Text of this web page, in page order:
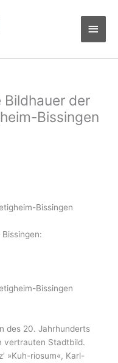
Bildhauer der
Bissingen
Bissingen
Bissingen
des 20. Jahrhunderts
vertrauten Stadtbild.
»Kuh-riosum«, Karl-